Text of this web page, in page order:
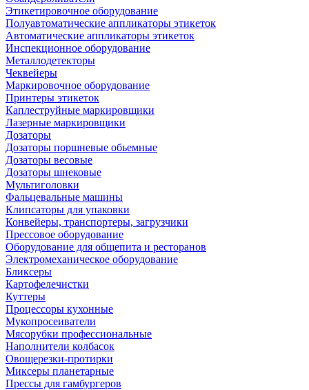
Этикетировочное оборудование
Полуавтоматические аппликаторы этикеток
Автоматические аппликаторы этикеток
Инспекционное оборудование
Металлодетекторы
Чеквейеры
Маркировочное оборудование
Принтеры этикеток
Каплеструйные маркировщики
Лазерные маркировщики
Дозаторы
Дозаторы поршневые обьемные
Дозаторы весовые
Дозаторы шнековые
Мультиголовки
Фальцевальные машины
Клипсаторы для упаковки
Конвейеры, транспортеры, загрузчики
Прессовое оборудование
Оборудование для общепита и ресторанов
Электромеханическое оборудование
Бликсеры
Картофелечистки
Куттеры
Процессоры кухонные
Мукопросеиватели
Мясорубки профессиональные
Наполнители колбасок
Овощерезки-протирки
Миксеры планетарные
Прессы для гамбургеров